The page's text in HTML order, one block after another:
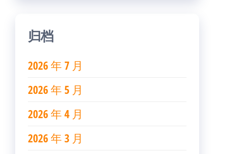
归档
2026 年 7 月
2026 年 5 月
2026 年 4 月
2026 年 3 月